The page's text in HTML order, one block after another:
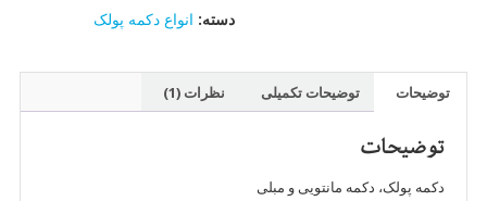
عدد
دسته: انواع دکمه پولک
توضیحات توضیحات تکمیلی نظرات (1)
توضیحات
دکمه پولک، دکمه مانتویی و مبلی